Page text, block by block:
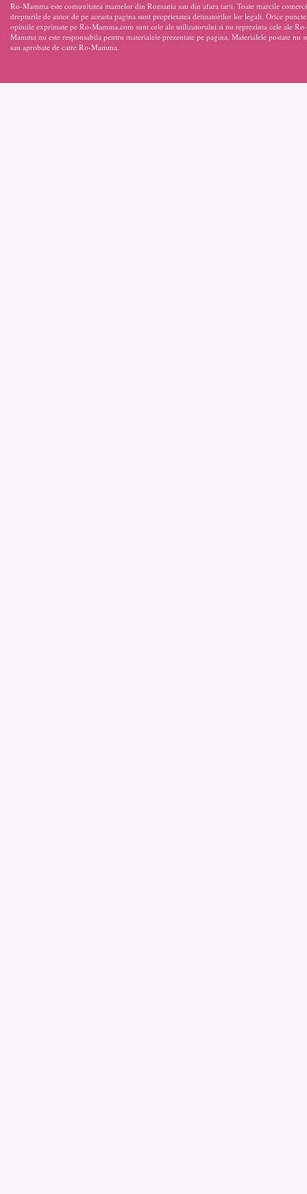
Ro-Mamma este comunitatea mamelor din Romania sau din afara tarii. Toate marcile
drepturile de autor de pe aceasta pagina sunt proprietatea detinatorilor lor legali. Orice
opiniile exprimate pe Ro-Mamma.com sunt cele ale utilizatorului si nu reprezinta cele ale
Mamma nu este responsabila pentru materialele prezentate pe pagina. Materialele postate nu
sau aprobate de catre Ro-Mamma.